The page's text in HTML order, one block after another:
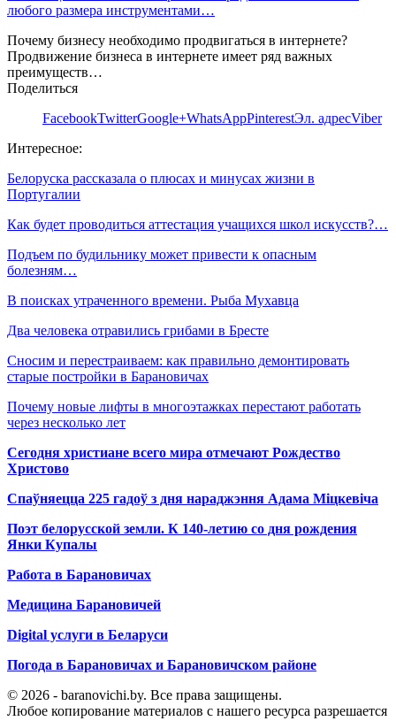
любого размера инструментами…
Почему бизнесу необходимо продвигаться в интернете?
Продвижение бизнеса в интернете имеет ряд важных
преимуществ…
Поделиться
FacebookTwitterGoogle+WhatsAppPinterestЭл. адресViber
Интересное:
Белоруска рассказала о плюсах и минусах жизни в
Португалии
Как будет проводиться аттестация учащихся школ искусств?…
Подъем по будильнику может привести к опасным
болезням…
В поисках утраченного времени. Рыба Мухавца
Два человека отравились грибами в Бресте
Сносим и перестраиваем: как правильно демонтировать
старые постройки в Барановичах
Почему новые лифты в многоэтажках перестают работать
через несколько лет
Сегодня христиане всего мира отмечают Рождество
Христово
Спаўняецца 225 гадоў з дня нараджэння Адама Міцкевіча
Поэт белорусской земли. К 140-летию со дня рождения
Янки Купалы
Работа в Барановичах
Медицина Барановичей
Digital услуги в Беларуси
Погода в Барановичах и Барановичском районе
© 2026 - baranovichi.by. Все права защищены.
Любое копирование материалов с нашего ресурса разрешается